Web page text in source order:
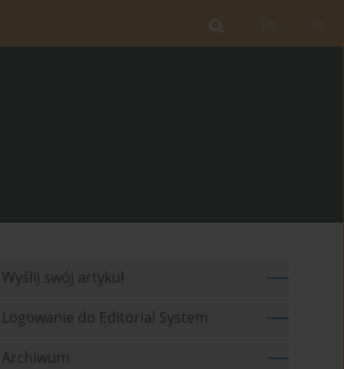
PL
EN
Wyślij swój artykuł
Logowanie do Editorial System
Archiwum